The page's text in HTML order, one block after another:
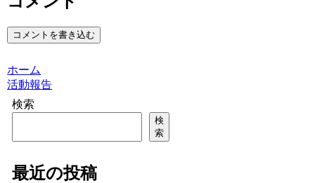
コメントを書き込む
ホーム
活動報告
検索
検
索
最近の投稿